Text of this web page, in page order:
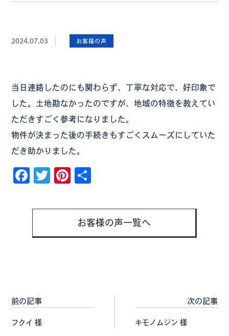
2024.07.03 お客様の声
当日連絡したのにも関わらず、丁寧な対応で、好印象で
した。土地勘なかったのですが、地域の特徴を教えてい
ただきすごく参考になりました。
物件が決まった後の手続きもすごくスムーズにしていた
だき助かりました。
Facebook
TwitterPinterest
お客様の声一覧へ
前の記事
フクイ 様
次の記事
キモノムジン 様